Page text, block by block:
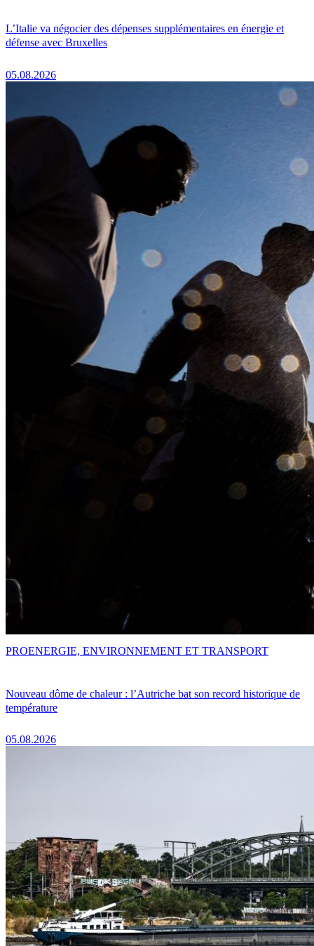
L’Italie va négocier des dépenses supplémentaires en énergie et
défense avec Bruxelles
05.08.2026
Nouveau dôme de chaleur : l’Autriche bat son record historique de
température
05.08.2026
PROENERGIE, ENVIRONNEMENT ET TRANSPORT